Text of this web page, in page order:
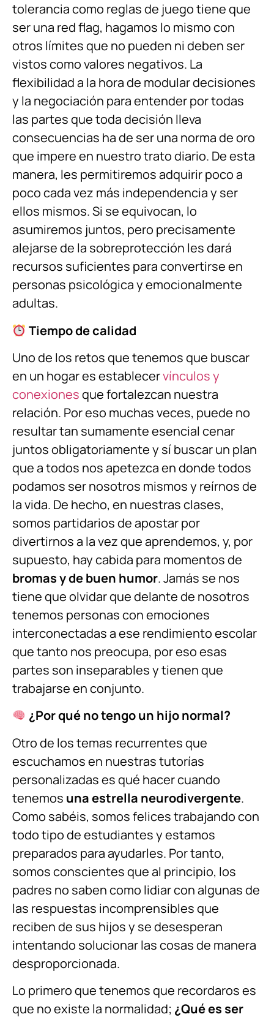
tolerancia como reglas de juego tiene que
ser una red flag, hagamos lo mismo con
otros límites que no pueden ni deben ser
vistos como valores negativos. La
flexibilidad a la hora de modular decisiones
y la negociación para entender por todas
las partes que toda decisión lleva
consecuencias ha de ser una norma de oro
que impere en nuestro trato diario. De esta
manera, les permitiremos adquirir poco a
poco cada vez más independencia y ser
ellos mismos. Si se equivocan, lo
asumiremos juntos, pero precisamente
alejarse de la sobreprotección les dará
recursos suficientes para convertirse en
personas psicológica y emocionalmente
adultas.
Tiempo de calidad
Uno de los retos que tenemos que buscar
en un hogar es establecervínculos y
conexionesque fortalezcan nuestra
relación. Por eso muchas veces, puede no
resultar tan sumamente esencial cenar
juntos obligatoriamente y sí buscar un plan
que a todos nos apetezca en donde todos
podamos ser nosotros mismos y reírnos de
la vida. De hecho, en nuestras clases,
somos partidarios de apostar por
divertirnos a la vez que aprendemos, y, por
supuesto, hay cabida para momentos de
bromas y de buen humor. Jamás se nos
tiene que olvidar que delante de nosotros
tenemos personas con emociones
interconectadas a ese rendimiento escolar
que tanto nos preocupa, por eso esas
partes son inseparables y tienen que
trabajarse en conjunto.
¿Por qué no tengo un hijo normal?
Otro de los temas recurrentes que
escuchamos en nuestras tutorías
personalizadas es qué hacer cuando
tenemos una estrella neurodivergente.
Como sabéis, somos felices trabajando con
todo tipo de estudiantes y estamos
preparados para ayudarles. Por tanto,
somos conscientes que al principio, los
padres no saben como lidiar con algunas de
las respuestas incomprensibles que
reciben de sus hijos y se desesperan
intentando solucionar las cosas de manera
desproporcionada.
Lo primero que tenemos que recordaros es
que no existe la normalidad; ¿Qué es ser